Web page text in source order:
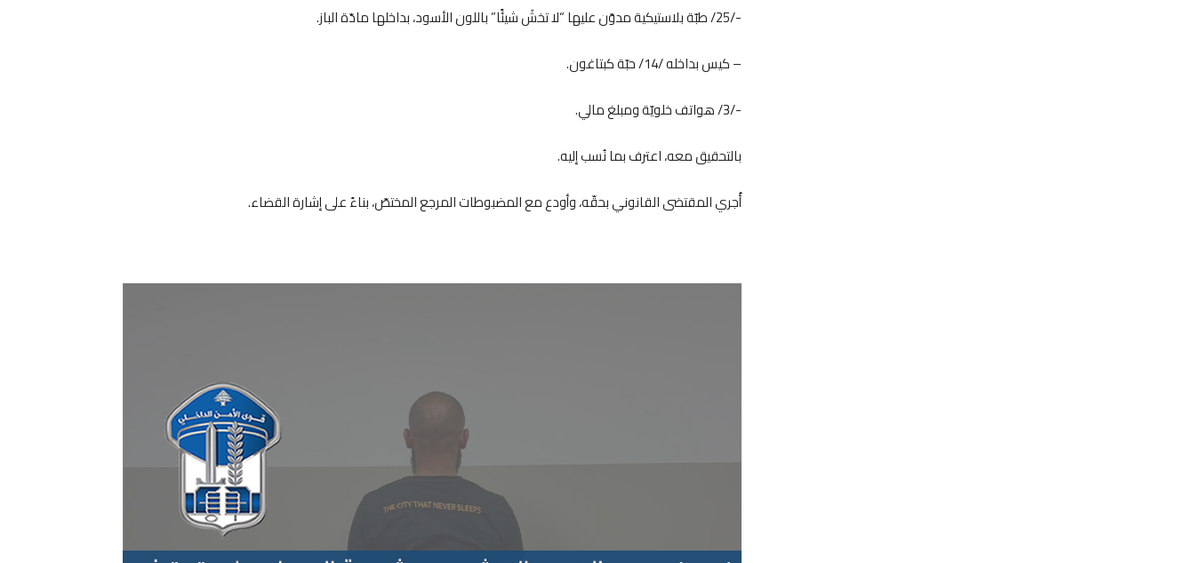
-/25/ طبّة بلاستيكية مدوّن عليها “لا تخشَ شيئًا” باللون الأسود، بداخلها مادّة الباز.
– كيس بداخله /14/ حبّة كبتاغون.
-/3/ هواتف خلويّة ومبلغ مالي.
بالتحقيق معه، اعترف بما نُسب إليه.
أُجري المقتضى القانوني بحقّه، وأودع مع المضبوطات المرجع المختصّ، بناءً على إشارة القضاء.